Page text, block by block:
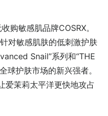
购敏感肌品牌COSRX。
对敏感肌肤的低刺激护肤
Snail”系列和“THE
球护肤市场的新兴强者。
爱茉莉太平洋更快地攻占